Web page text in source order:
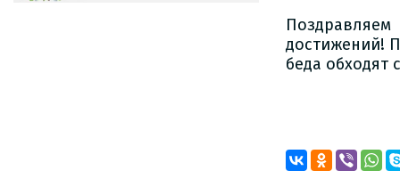
достижений!
беда обходят